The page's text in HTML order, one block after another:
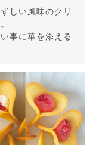
しい風味のクリ
事に華を添える